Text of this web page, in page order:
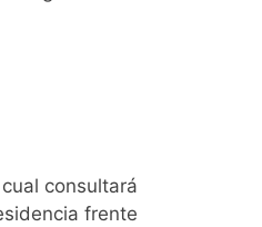
consultará
frente